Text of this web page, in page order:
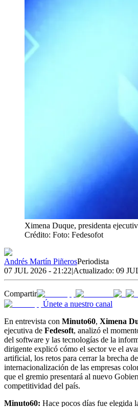
Ximena Duque, presidenta
Crédito: Foto: Fedesofot
Andrés Martín PiñerosPeriodista
07 JUL 2026 - 21:22|Actualizado: 09
Compartir
Únete a nuestro canal
En entrevista con Minuto60, Ximena
ejecutiva de Fedesoft, analizó el
del software y las tecnologías de la
dirigente explicó cómo el sector ve el
artificial, los retos para cerrar la brecha
internacionalización de las empresas
que el gremio presentará al nuevo
competitividad del país.
Minuto60: Hace pocos días fue elegida